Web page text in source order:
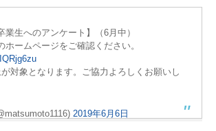
業生へのアンケート】（6月中）
ホームページをご確認ください。
対象となります。ご協力よろしくお願いし
2019年6月6日